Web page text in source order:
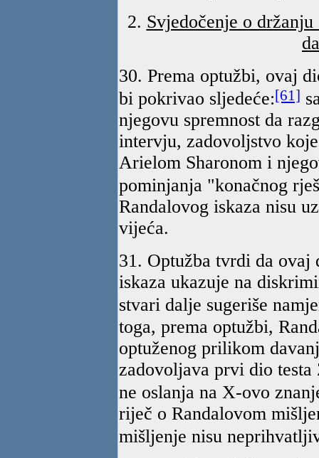
2. Svjedočenje o
30. Prema optužbi, ovaj
bi pokrivao sljedeće:[61]
njegovu spremnost da
intervju, zadovoljstvo
Arielom Sharonom i
pominjanja "konačnog
Randalovog iskaza nisu
vijeća.
31. Optužba tvrdi da ovaj
iskaza ukazuje na
stvari dalje sugeriše
toga, prema optužbi,
optuženog prilikom
zadovoljava prvi dio
ne oslanja na X-ovo
riječ o Randalovom
mišljenje nisu